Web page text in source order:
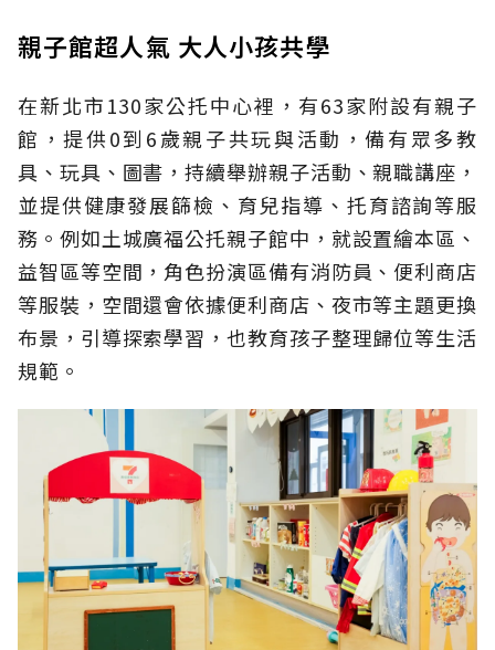
親子館超人氣 大人小孩共學
在新北市130家公托中心裡，有63家附設有親子
館，提供0到6歲親子共玩與活動，備有眾多教
具、玩具、圖書，持續舉辦親子活動、親職講座，
並提供健康發展篩檢、育兒指導、托育諮詢等服
務。例如土城廣福公托親子館中，就設置繪本區、
益智區等空間，角色扮演區備有消防員、便利商店
等服裝，空間還會依據便利商店、夜市等主題更換
布景，引導探索學習，也教育孩子整理歸位等生活
規範。